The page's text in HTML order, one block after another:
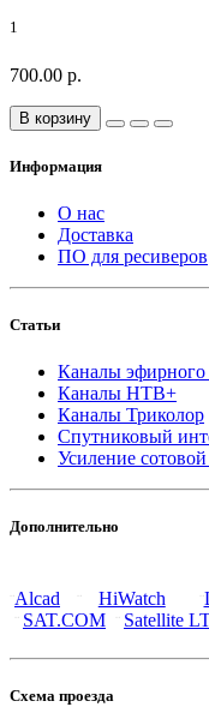
1
700.00 р.
В корзину
Информация
О нас
Доставка
ПО для ресиверов
Статьи
Каналы
Каналы НТВ+
Каналы Триколор
Спутниковый
Усиление сотовой
Дополнительно
¨Alcad ¨ HiWatch ¨
¨ SAT.COM ¨ Satellite
Схема проезда